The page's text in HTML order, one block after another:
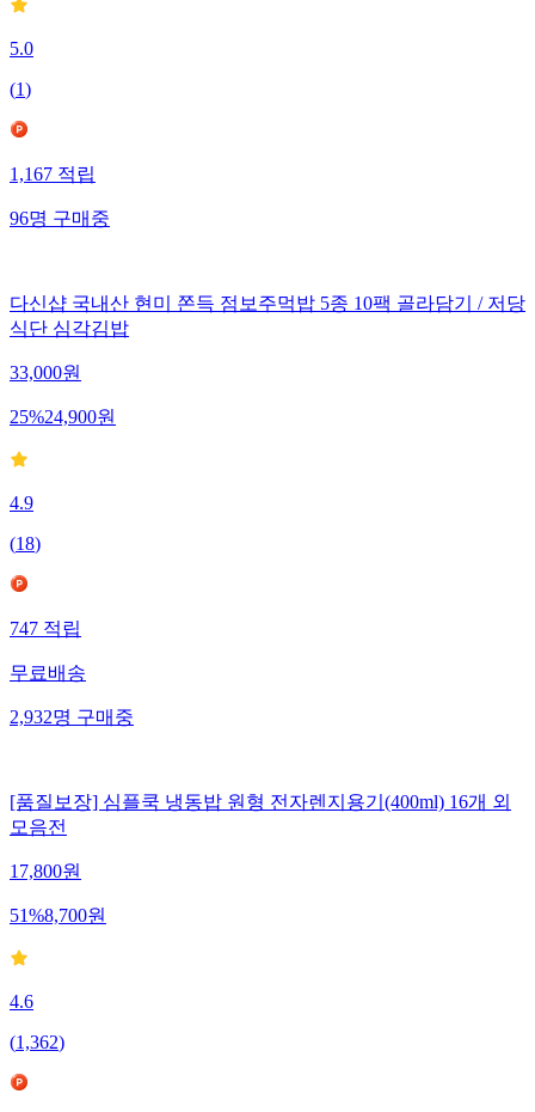
5.0
(1)
1,167적립
96명구매중
다신샵 국내산 현미 쫀득 점보주먹밥 5종 10팩 골라담기 / 저당
식단 심각김밥
33,000원
25%24,900원
4.9
(18)
747적립
무료배송
2,932명구매중
[품질보장] 심플쿡 냉동밥 원형 전자렌지용기(400ml) 16개 외
모음전
17,800원
51%8,700원
4.6
(1,362)